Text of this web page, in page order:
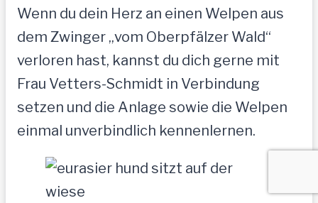
Wenn du dein Herz an einen Welpen aus
dem Zwinger „vom Oberpfälzer Wald“
verloren hast, kannst du dich gerne mit
Frau Vetters-Schmidt in Verbindung
setzen und die Anlage sowie die Welpen
einmal unverbindlich kennenlernen.